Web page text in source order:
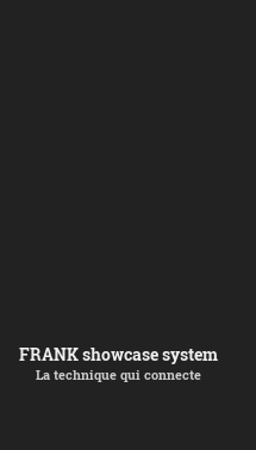
FRANK showcase system
La technique qui connecte